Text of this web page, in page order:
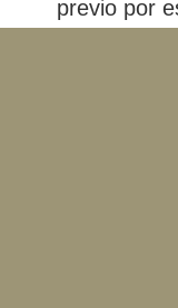
previo por